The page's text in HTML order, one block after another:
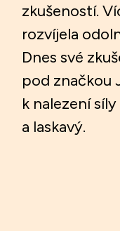
zkušeností.
rozvíjela
Dnes své
pod značkou
k nalezení
a laskavý.